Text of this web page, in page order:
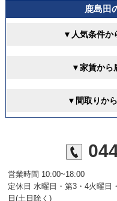
鹿島田
▼人気条件か
▼家賃から
▼間取りか
営業時間 10:00~18:00
定休日 水曜日・第3・4火曜日
日(土日除く)